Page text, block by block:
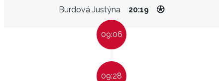
Burdová Justýna 20:19
09:06
09:28